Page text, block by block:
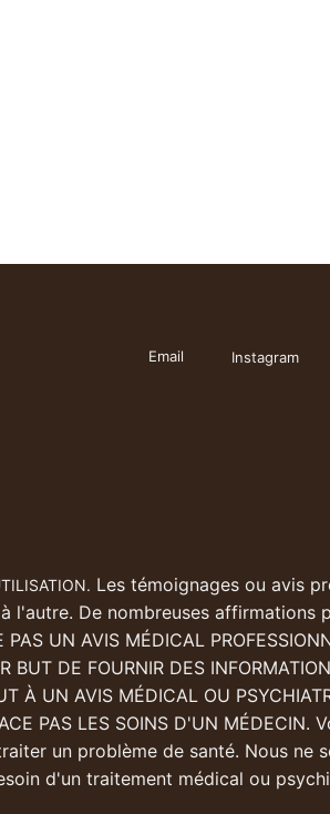
Email Instagram
Les témoignages ou avis
De nombreuses affirmations
UN AVIS MÉDICAL
DE FOURNIR DES
À UN AVIS MÉDICAL OU
PAS LES SOINS D'UN
un problème de santé. Nous ne
d'un traitement médical ou